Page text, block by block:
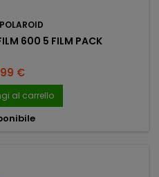
POLAROID
600 5 FILM PACK
€
al carrello